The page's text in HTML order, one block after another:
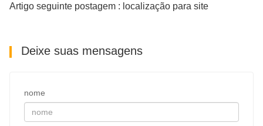
Artigo seguinte postagem : localização para site
Deixe suas mensagens
nome